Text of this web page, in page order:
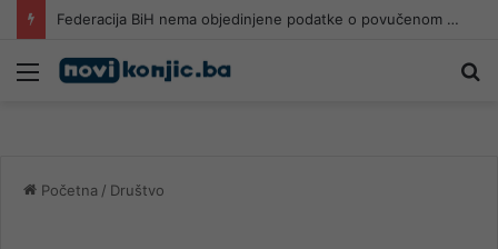
Federacija BiH nema objedinjene podatke o povučenom i uništenom mesu, prekršaji utvrđeni u 40 kontrola
Meni
Početna / Društvo